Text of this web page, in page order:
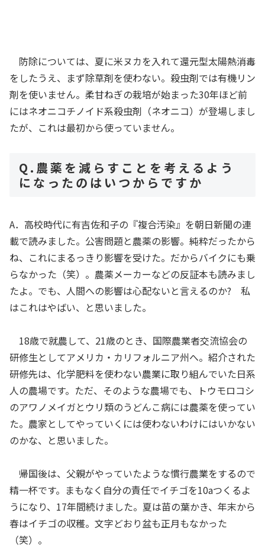
防除については、夏に米ヌカを入れて還元型太陽熱消毒
をしたうえ、まず除草剤を使わない。殺虫剤では有機リン
剤を使いません。柔甘ねぎの栽培が始まった30年ほど前
にはネオニコチノイド系殺虫剤（ネオニコ）が登場しまし
たが、これは最初から使っていません。
Q.農薬を減らすことを考えるよう
になったのはいつからですか
A．高校時代に有吉佐和子の『複合汚染』を朝日新聞の連
載で読みました。公害問題と農薬の影響。純粋だったから
ね、これにまるっきり影響を受けた。だからバイクにも乗
らなかった（笑）。農薬メーカーなどの反証本も読みまし
たよ。でも、人間への影響は心配ないと言えるのか? 私
はこれはやばい、と思いました。
18歳で就農して、21歳のとき、国際農業者交流協会の
研修生としてアメリカ・カリフォルニア州へ。紹介された
研修先は、化学肥料を使わない農業に取り組んでいた日系
人の農場です。ただ、そのような農場でも、トウモロコシ
のアワノメイガとウリ類のうどんこ病には農薬を使ってい
た。農家としてやっていくには使わないわけにはいかない
のかな、と思いました。
帰国後は、父親がやっていたような慣行農業をするので
精一杯です。まもなく自分の責任でイチゴを10aつくるよ
うになり、17年間続けました。夏は苗の葉かき、年末から
春はイチゴの収穫。文字どおり盆も正月もなかった
（笑）。